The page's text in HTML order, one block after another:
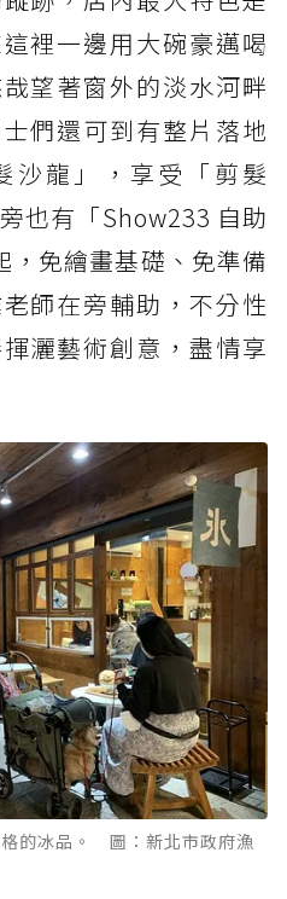
裡一邊用大碗豪邁喝
望著窗外的淡水河畔
們還可到有整片落地
沙龍」，享受「剪髮
也有「Show233 自助
，免繪畫基礎、免準備
師在旁輔助，不分性
灑藝術創意，盡情享
的冰品。 圖：新北市政府漁